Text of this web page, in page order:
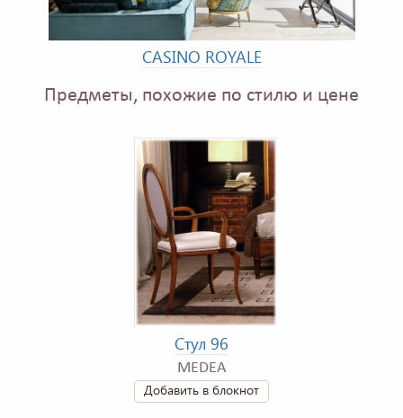
CASINO ROYALE
Предметы, похожие по стилю и цене
Стул 96
MEDEA
Добавить в блокнот